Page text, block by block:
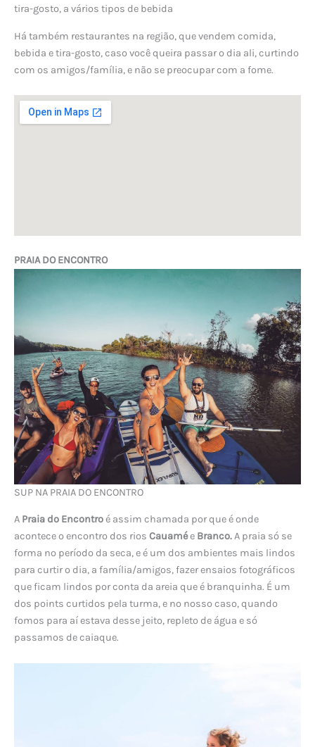
tira-gosto, a vários tipos de bebida
Há também restaurantes na região, que vendem comida,
bebida e tira-gosto, caso você queira passar o dia ali, curtindo
com os amigos/família, e não se preocupar com a fome.
PRAIA DO ENCONTRO
SUP NA PRAIA DO ENCONTRO
A Praia do Encontroé assim chamada por que é onde
acontece o encontro dos rios Cauamée Branco.A praia só se
forma no período da seca, e é um dos ambientes mais lindos
para curtir o dia, a família/amigos, fazer ensaios fotográficos
que ficam lindos por conta da areia que é branquinha. É um
dos points curtidos pela turma, e no nosso caso, quando
fomos para aí estava desse jeito, repleto de água e só
passamos de caiaque.